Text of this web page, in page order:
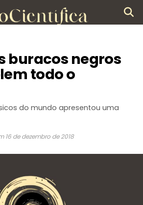
buracos negros
todo o
do mundo apresentou uma
16 de dezembro de 2018